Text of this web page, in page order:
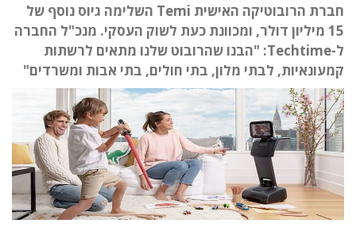
חברת הרובוטיקה האישית Temi השלימה גיוס נוסף של
15 מיליון דולר, ומכוונת כעת לשוק העסקי. מנכ"ל החברה
ל-Techtime: "הבנו שהרובוט שלנו מתאים לרשתות
קמעונאיות, לבתי מלון, בתי חולים, בתי אבות ומשרדים"